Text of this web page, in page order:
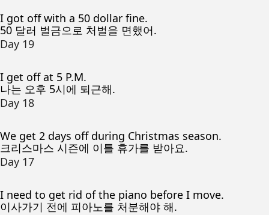
I got off with a 50 dollar fine.
50 달러 벌금으로 처벌을 면했어.
Day 19
I get off at 5 P.M.
나는 오후 5시에 퇴근해.
Day 18
We get 2 days off during Christmas season.
크리스마스 시즌에 이틀 휴가를 받아요.
Day 17
I need to get rid of the piano before I move.
이사가기 전에 피아노를 처분해야 해.